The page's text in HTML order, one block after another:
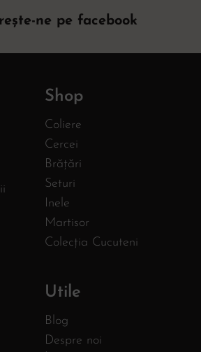
ne pe facebook
Shop
Coliere
Cercei
Brățări
Seturi
Inele
Martisor
Colecția Cucuteni
Utile
Blog
Despre noi